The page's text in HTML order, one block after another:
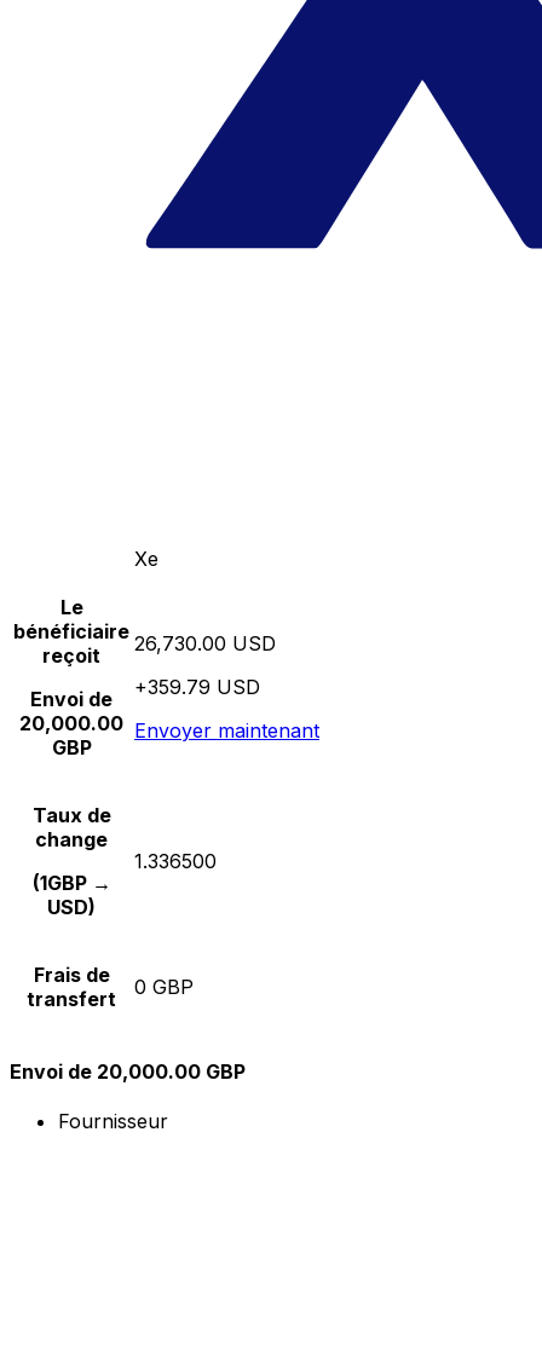
Xe
Le
bénéficiaire
reçoit
Envoi de
20,000.00
GBP
26,730.00 USD
+359.79 USD
Envoyer maintenant
Taux de
change
(1GBP →
USD)
1.336500
Frais de
transfert
0 GBP
Envoi de 20,000.00 GBP
Fournisseur